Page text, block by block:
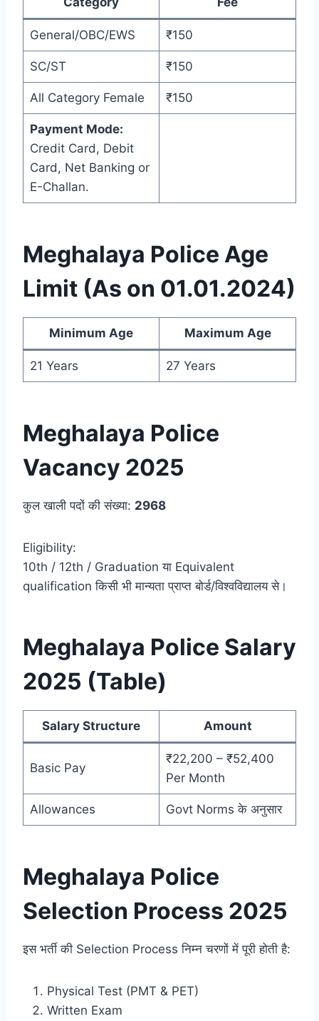
General/OBC/EWS ₹150
SC/ST ₹150
All Category Female ₹150
Payment Mode:
Credit Card, Debit
Card, Net Banking or
E-Challan.
Meghalaya Police Age
Limit (As on 01.01.2024)
Minimum Age Maximum Age
21 Years 27 Years
Meghalaya Police
Vacancy 2025
कुल खाली पदों की संख्या: 2968
Eligibility:
10th / 12th / Graduation या Equivalent
qualification किसी भी मान्यता प्राप्त बोर्ड/विश्वविद्यालय से।
Meghalaya Police Salary
2025 (Table)
Salary Structure Amount
Basic Pay
₹22,200 – ₹52,400
Per Month
Allowances Govt Norms के अनुसार
Meghalaya Police
Selection Process 2025
इस भर्ती की Selection Process निम्न चरणों में पूरी होती है:
Physical Test (PMT & PET)
Written Exam